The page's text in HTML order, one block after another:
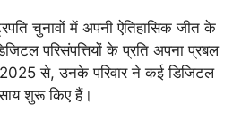
चुनावों में अपनी ऐतिहासिक जीत के
परिसंपत्तियों के प्रति अपना प्रबल
2025 से, उनके परिवार ने कई डिजिटल
शुरू किए हैं।